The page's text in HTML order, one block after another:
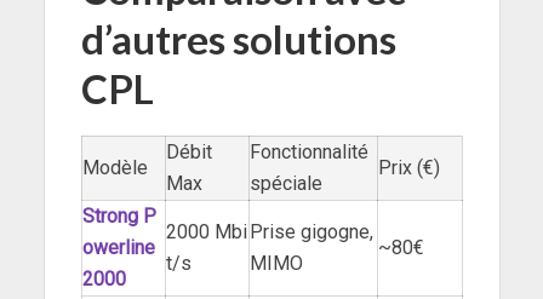
d’autres solutions
CPL
Modèle
Débit
Max
Fonctionnalité
spéciale
Prix (€)
Strong P
owerline
2000
2000 Mbi
t/s
Prise gigogne,
MIMO
~80€